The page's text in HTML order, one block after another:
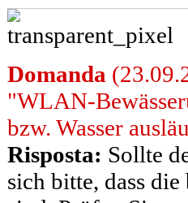
Domanda
"WLAN-
bzw. Wasser
Risposta: Sollte
sich bitte, dass